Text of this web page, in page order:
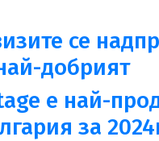
се
добрият
е най-
за